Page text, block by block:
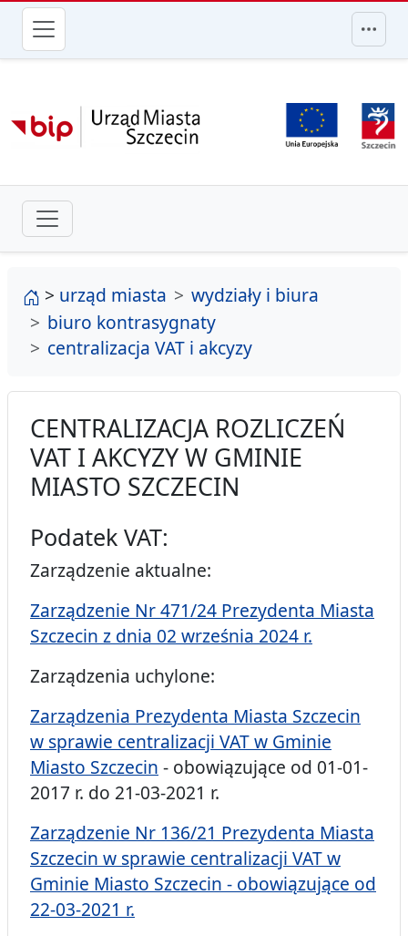
przejdź do głównego menu
strona główna
> urząd miasta
wydziały i biura
biuro kontrasygnaty
centralizacja VAT i akcyzy
CENTRALIZACJA ROZLICZEŃ
VAT I AKCYZY W GMINIE
MIASTO SZCZECIN
Podatek VAT:
Zarządzenie aktualne:
Zarządzenie Nr 471/24 Prezydenta Miasta
Szczecin z dnia 02 września 2024 r.
Zarządzenia uchylone:
Zarządzenia Prezydenta Miasta Szczecin
w sprawie centralizacji VAT w Gminie
Miasto Szczecin - obowiązujące od 01-01-
2017 r. do 21-03-2021 r.
Zarządzenie Nr 136/21 Prezydenta Miasta
Szczecin w sprawie centralizacji VAT w
Gminie Miasto Szczecin - obowiązujące od
22-03-2021 r.